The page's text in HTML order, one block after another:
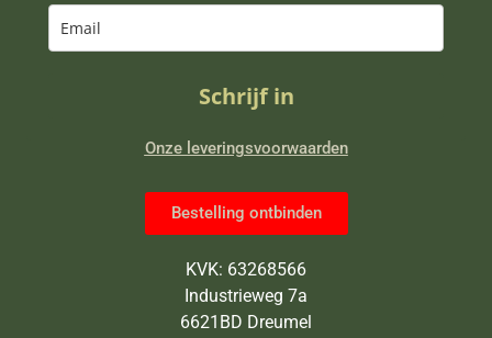
Schrijf in
Onze leveringsvoorwaarden
Bestelling ontbinden
KVK: 63268566
Industrieweg 7a
6621BD Dreumel